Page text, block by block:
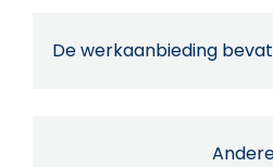
De werkaanbieding